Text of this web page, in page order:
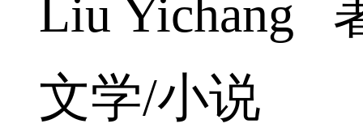
Liu Yichang
文学/小说